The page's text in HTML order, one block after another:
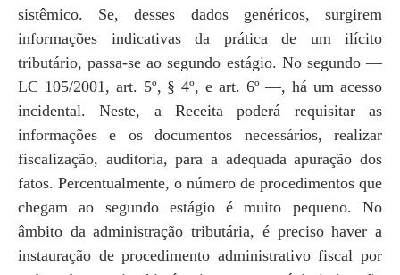
sistêmico. Se, desses dados genéricos, surgirem
informações indicativas da prática de um ilícito
tributário, passa-se ao segundo estágio. No segundo —
LC 105/2001, art. 5º, § 4º, e art. 6º —, há um acesso
incidental. Neste, a Receita poderá requisitar as
informações e os documentos necessários, realizar
fiscalização, auditoria, para a adequada apuração dos
fatos. Percentualmente, o número de procedimentos que
chegam ao segundo estágio é muito pequeno. No
âmbito da administração tributária, é preciso haver a
instauração de procedimento administrativo fiscal por